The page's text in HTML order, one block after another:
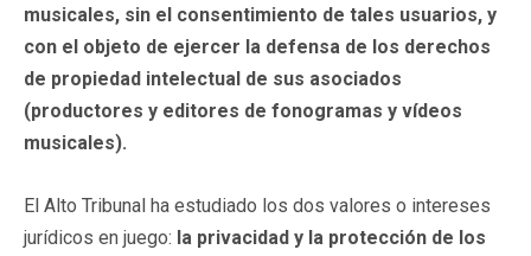
musicales, sin el consentimiento de tales usuarios, y
con el objeto de ejercer la defensa de los derechos
de propiedad intelectual de sus asociados
(productores y editores de fonogramas y vídeos
musicales).
El Alto Tribunal ha estudiado los dos valores o intereses
jurídicos en juego: la privacidad y la protección de los